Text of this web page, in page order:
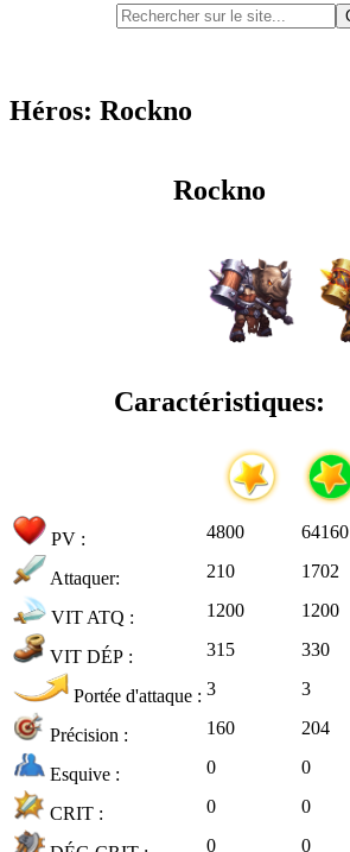
Héros: Rockno
Rockno
Caractéristiques:
PV : 4800 64160
Attaquer: 210 1702
VIT ATQ : 1200 1200
VIT DÉP : 315 330
Portée d'attaque : 3 3
Précision : 160 204
Esquive : 0 0
CRIT : 0 0
0 0